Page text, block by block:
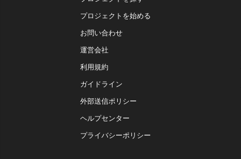
プロジェクトを始める
お問い合わせ
運営会社
利用規約
ガイドライン
外部送信ポリシー
ヘルプセンター
プライバシーポリシー